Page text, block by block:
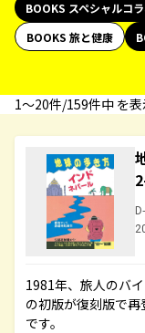
BOOKS スペシャルコ
BOOKS 旅と健康
1〜20件/159件中 を
1981年、旅人のバ
の初版が復刻版で
です。